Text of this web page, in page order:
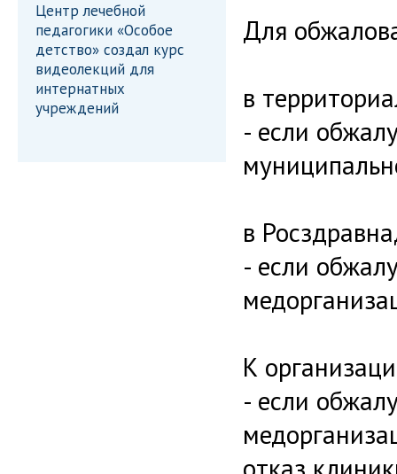
Центр лечебной
педагогики «Особое
детство» создал курс
видеолекций для
интернатных
учреждений
Для
в
- если
в
- если
К
- если